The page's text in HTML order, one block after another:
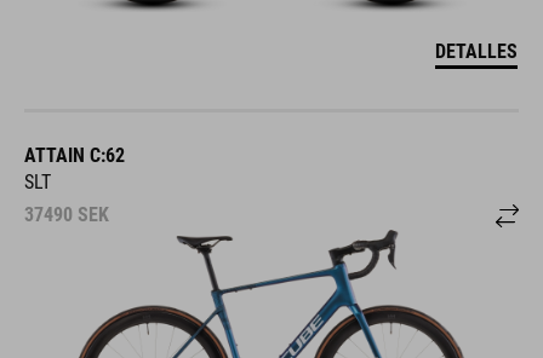
DETALLES
ATTAIN C:62
SLT
37490 SEK